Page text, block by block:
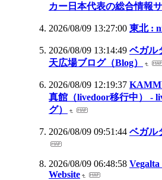
カー日本代表の総合情報
2026/08/09 13:27:00 東北 :
2026/08/09 13:14:49 ベガル
天広場ブログ（Blog）
2026/08/09 12:19:37
真館（livedoor移行中） -
グ）
2026/08/09 09:51:44 ベガル
2026/08/09 06:48:58
Website